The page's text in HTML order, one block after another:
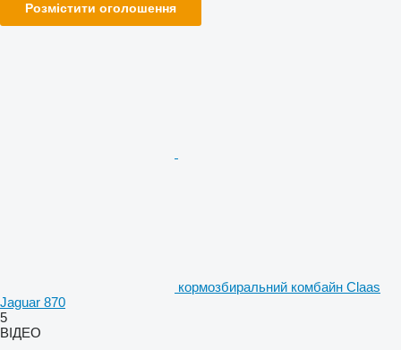
Розмістити оголошення
кормозбиральний комбайн Claas
Jaguar 870
5
ВІДЕО